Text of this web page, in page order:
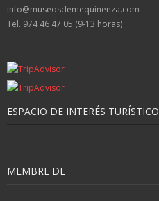
info@museosdemequinenza.com
Tel. 974 46 47 05 (9-13 horas)
ESPACIO DE INTERÉS
MEMBRE DE